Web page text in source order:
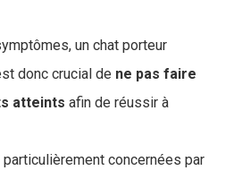
un chat porteur
donc crucial de ne pas faire
atteints afin de réussir à
concernées par